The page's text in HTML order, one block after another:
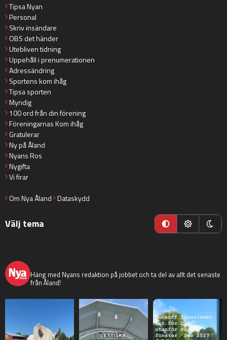
Tipsa Nyan
Personal
Skriv insändare
OBS det händer
Utebliven tidning
Uppehåll i prenumerationen
Adressändring
Sportens kom ihåg
Tipsa sporten
Myndig
100 ord från din förening
Föreningarnas Kom ihåg
Gratulerar
Ny på Åland
Nyans Ros
Nygifta
Vi firar
Om Nya Åland Dataskydd
Välj tema
Häng med Nyans redaktion på jobbet och ta del av allt det senaste
från Åland!